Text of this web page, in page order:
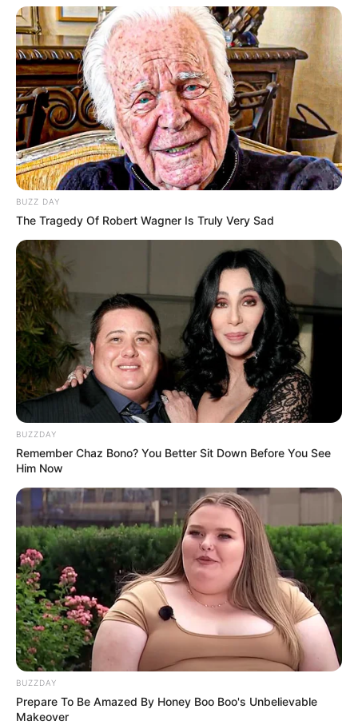
Fail! 10 Potret Makanan Gagal
Dimasak yang Bikin Kamu
Nggak Selera
10 Pose Manekin Anti
Mainstream yang Konyol
Banget
8 Kata Lucu Seputar Malam
Minggu ala Jomblo yang Bikin
Ngenes
10 Desain Kanopi Tempat
Tidur, Serasa Beristirahat di
Kamar Raja
BUZZ DAY
The Tragedy Of Robert Wagner Is Truly Very Sad
BUZZDAY
Remember Chaz Bono? You Better Sit Down Before You See
Him Now
BUZZDAY
Prepare To Be Amazed By Honey Boo Boo's Unbelievable
Makeover